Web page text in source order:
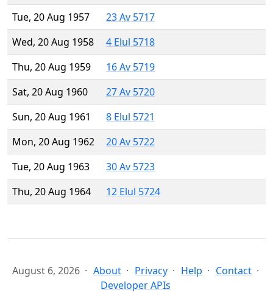
Tue, 20 Aug 1957
23 Av 5717
Wed, 20 Aug 1958
4 Elul 5718
Thu, 20 Aug 1959
16 Av 5719
Sat, 20 Aug 1960
27 Av 5720
Sun, 20 Aug 1961
8 Elul 5721
Mon, 20 Aug 1962
20 Av 5722
Tue, 20 Aug 1963
30 Av 5723
Thu, 20 Aug 1964
12 Elul 5724
August 6, 2026 About Privacy Help
Contact
Developer APIs